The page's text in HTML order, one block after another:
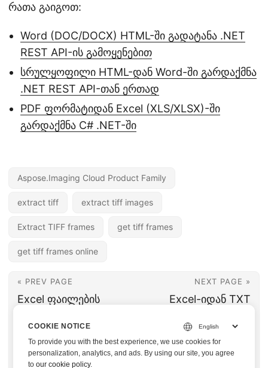
რათა გაიგოთ:
Word (DOC/DOCX) HTML-ში გადატანა .NET
REST API-ის გამოყენებით
სრულყოფილი HTML-დან Word-ში გარდაქმნა
.NET REST API-თან ერთად
PDF ფორმატიდან Excel (XLS/XLSX)-ში
გარდაქმნა C# .NET-ში
Aspose.Imaging Cloud Product Family
extract tiff extract tiff images
Extract TIFF frames get tiff frames
get tiff frames online
« PREV PAGE
Excel ფაილების
ზომის ოპტიმიზაცია
NEXT PAGE »
Excel-იდან TXT
.NET REST API-ით |
XLS/XLSX-დან
COOKIE NOTICE
To provide you with the best experience, we use cookies for
personalization, analytics, and ads. By using our site, you agree
toour cookie policy.